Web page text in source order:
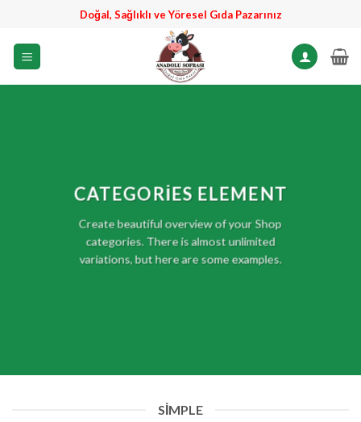
Doğal, Sağlıklı ve Yöresel Gıda Pazarınız
CATEGORIES ELEMENT
Create beautiful overview of your Shop
categories. There is almost unlimited
variations, but here are some examples.
SIMPLE